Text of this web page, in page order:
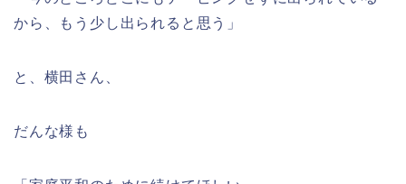
から、もう少し出られると思う」
と、横田さん、
だんな様も